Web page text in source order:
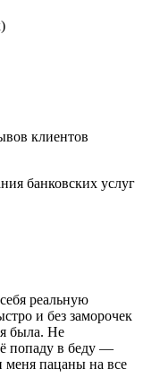
клиентов
банковских услуг
реальную
и без заморочек
была. Не
попаду в беду —
меня пацаны на все